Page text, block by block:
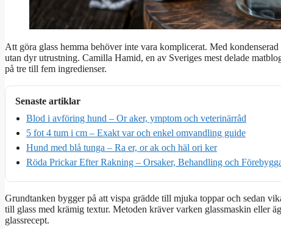
Att göra glass hemma behöver inte vara komplicerat. Med
utan dyr utrustning. Camilla Hamid, en av Sveriges mest delade
på tre till fem ingredienser.
Senaste artiklar
Blod i avföring hund – Or aker, ymptom och veterinärråd
5 fot 4 tum i cm – Exakt var och enkel omvandling guide
Hund med blå tunga – Ra er, or ak och häl ori ker
Röda Prickar Efter Rakning – Orsaker, Behandling och
Grundtanken bygger på att vispa grädde till mjuka toppar och sedan
till glass med krämig textur. Metoden kräver varken glassmaskin eller
glassrecept.